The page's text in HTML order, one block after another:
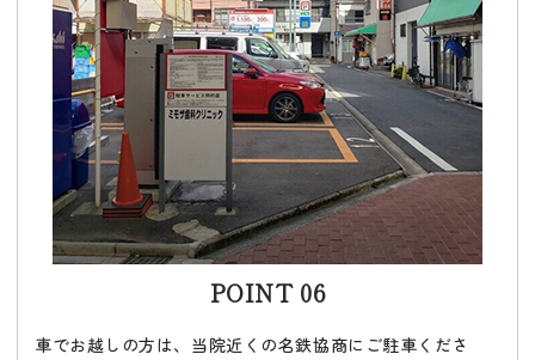
POINT 06
車でお越しの方は、当院近くの名鉄協商にご駐車くださ